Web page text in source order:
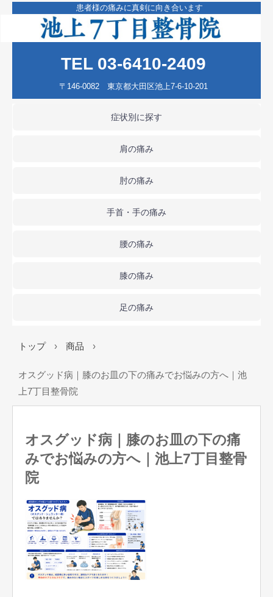
患者様の痛みに真剣に向き合います
TEL 03-6410-2409
〒146-0082 東京都大田区池上7-6-10-201
症状別に探す
肩の痛み
肘の痛み
手首・手の痛み
腰の痛み
膝の痛み
足の痛み
トップ › 商品 ›
オスグッド病｜膝のお皿の下の痛みでお悩みの方へ｜池
上7丁目整骨院
オスグッド病｜膝のお皿の下の痛
みでお悩みの方へ｜池上7丁目整骨
院